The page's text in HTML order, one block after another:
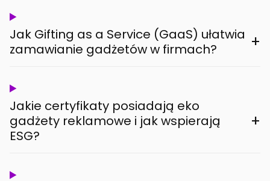
Jak Gifting as a Service (GaaS) ułatwia
zamawianie gadżetów w firmach?
+
Jakie certyfikaty posiadają eko
gadżety reklamowe i jak wspierają
ESG?
+